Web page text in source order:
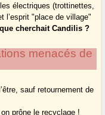
électriques (trottinettes,
l’esprit "place de village"
cherchait Candilis ?
menacés de
sauf retournement de
prône le recyclage !